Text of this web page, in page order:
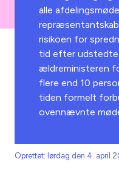
alle
risikoen for
tid efter
ældreministeren
flere end 10
tiden formelt
ovennævnte
Oprettet: lørdag den 4. april